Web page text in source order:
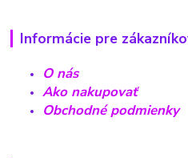
Informácie pre
O nás
Ako nakupovať
Obchodné podmienky